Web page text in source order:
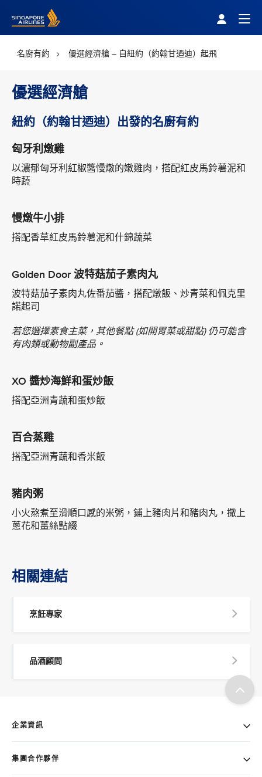
名廚有約 優選經濟艙 – 自紐約（約翰甘迺迪）起飛
優選經濟艙
紐約（約翰甘迺迪）出發的名廚有約
匈牙利燉雞
以濃郁匈牙利紅椒醬慢燉的嫩雞肉，搭配紅皮馬鈴薯泥和
時蔬
慢燉牛小排
搭配香草紅皮馬鈴薯泥和什錦蔬菜
Golden Door 波特菇茄子素肉丸
波特菇茄子素肉丸佐番茄醬，搭配燉飯、炒青菜和佩克里
諾起司
若您選擇素食主菜，其他餐點 (如開胃菜或甜點) 仍可能含
有肉類或動物副產品。
XO 醬炒海鮮和蛋炒飯
搭配亞洲青蔬和蛋炒飯
百合蒸雞
搭配亞洲青蔬和香米飯
豬肉粥
小火熬煮至滑順口感的米粥，鋪上豬肉片和豬肉丸，撒上
蔥花和薑絲點綴
相關連結
烹飪專家
品酒顧問